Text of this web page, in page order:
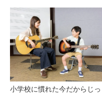
小学校に慣れた今だからじっ